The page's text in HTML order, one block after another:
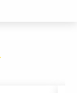
Próximo